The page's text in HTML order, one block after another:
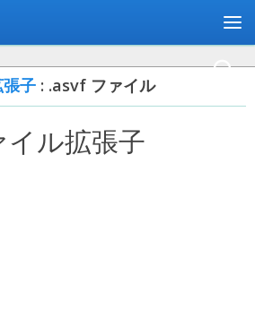
子 : .asvf ファイル
イル拡張子